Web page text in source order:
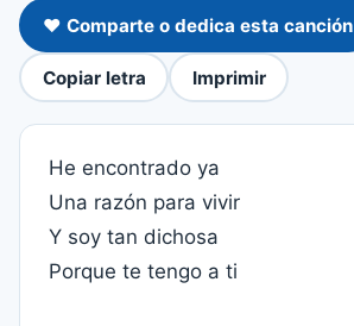
❤️ Comparte o dedica esta canción
Copiar letra Imprimir
He encontrado ya
Una razón para vivir
Y soy tan dichosa
Porque te tengo a ti